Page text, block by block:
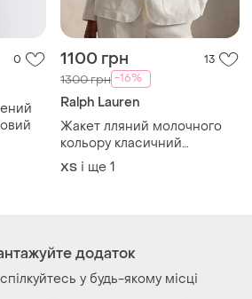
Ralph Lauren
Жакет лляний молочного
кольору класичний
приталений на гудзиках
ralph lauren оригінал
ХS і ще 1
додаток
Як це працює?